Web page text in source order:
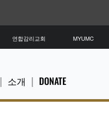
소개 DONATE
연합감리교회 MYUMC